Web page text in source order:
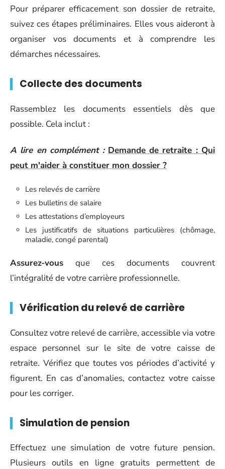
Pour préparer efficacement son dossier de retraite,
suivez ces étapes préliminaires. Elles vous aideront à
organiser vos documents et à comprendre les
démarches nécessaires.
Collecte des documents
Rassemblez les documents essentiels dès que
possible. Cela inclut :
A lire en complément : Demande de retraite : Qui
peut m'aider à constituer mon dossier ?
Les relevés de carrière
Les bulletins de salaire
Les attestations d’employeurs
Les justificatifs de situations particulières (chômage,
maladie, congé parental)
Assurez-vous que ces documents couvrent
l’intégralité de votre carrière professionnelle.
Vérification du relevé de carrière
Consultez votre relevé de carrière, accessible via votre
espace personnel sur le site de votre caisse de
retraite. Vérifiez que toutes vos périodes d’activité y
figurent. En cas d’anomalies, contactez votre caisse
pour les corriger.
Simulation de pension
Effectuez une simulation de votre future pension.
Plusieurs outils en ligne gratuits permettent de